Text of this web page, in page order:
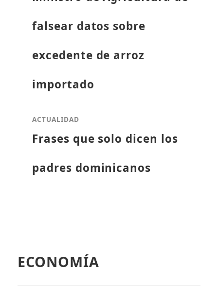
falsear datos sobre
excedente de arroz
importado
ACTUALIDAD
Frases que solo dicen los
padres dominicanos
ECONOMÍA